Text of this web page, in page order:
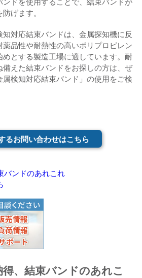
ドを使用することで、結束バンドが
げます。
対応結束バンドは、金属探知機に反
品性や耐熱性の高いポリプロピレン
とする製造工場に適しています。耐
備えた結束バンドをお探しの方は、ぜ
検知対応結束バンド」の使用をご検
るお問い合わせはこちら
バンドのあれこれ
得、結束バンドのあれこ